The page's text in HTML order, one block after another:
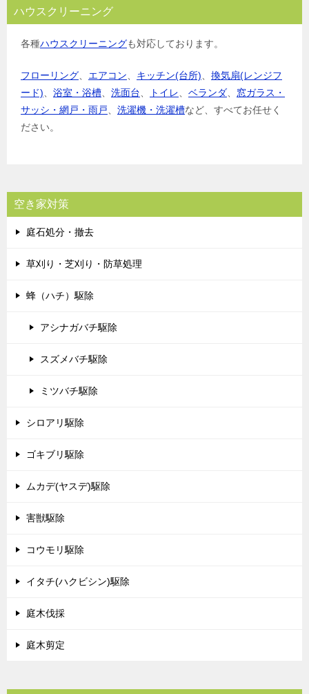
ハウスクリーニング
各種ハウスクリーニングも対応しております。
フローリング エアコン キッチン(台所)
換気扇(レンジフ
ード)
浴室・浴槽 洗面台 トイレ ベランダ
窓ガラス・
サッシ・網戸・雨戸
洗濯機・洗濯槽など、すべてお任せく
ださい。
空き家対策
庭石処分・撤去
草刈り・芝刈り・防草処理
蜂（ハチ）駆除
アシナガバチ駆除
スズメバチ駆除
ミツバチ駆除
シロアリ駆除
ゴキブリ駆除
ムカデ(ヤスデ)駆除
害獣駆除
コウモリ駆除
イタチ(ハクビシン)駆除
庭木伐採
庭木剪定